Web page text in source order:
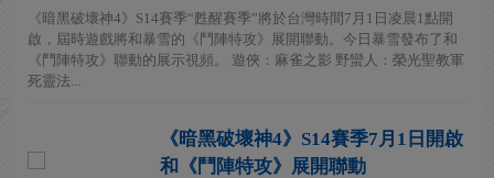
《暗黑破壞神4》S14賽季“甦醒賽季”將於台灣時間7月1日凌晨1點開
啟，屆時遊戲將和暴雪的《鬥陣特攻》展開聯動。今日暴雪發布了和
《鬥陣特攻》聯動的展示視頻。 遊俠：麻雀之影 野蠻人：榮光聖教軍
死靈法...
《暗黑破壞神4》S14賽季7月1日開啟
和《鬥陣特攻》展開聯動